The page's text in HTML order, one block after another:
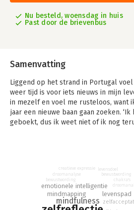
Nu besteld, woensdag in huis
Past door de brievenbus
Samenvatting
Liggend op het strand in Portugal
weer tijd is voor iets nieuws in mijn
in mezelf en voel me rusteloos, want
jaar een nieuwe baan gaan zoeken.
geboekt, dus ik weet niet of ik nog
Sta jij dicht genoeg bij jezelf? Zie het
een reeks van in elkaar passende
binnenste poppetje komt dat echt de
Hetzelfde principe herken je vast ook
mindfulness
mindmapping
emotionele intelligentie
levenspad
bewustwording
droomanalyse
creatieve expressie
levensdoel
bewustwording
chakra's